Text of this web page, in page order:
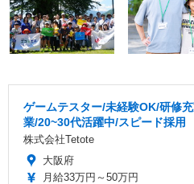
ゲームテスター/未経験OK/研修
業/20~30代活躍中/スピード採用
株式会社Tetote
大阪府
月給33万円～50万円